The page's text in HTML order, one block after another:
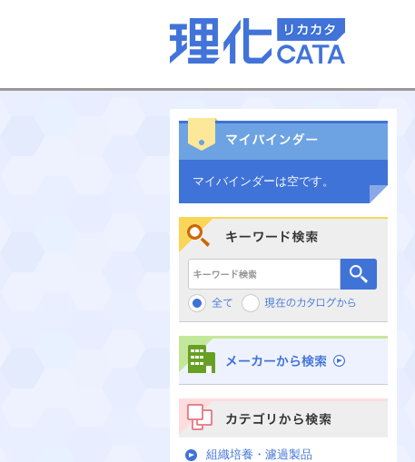
マイバインダーは空です。
キーワード検索
カテゴリから検索
組織培養・濾過製品